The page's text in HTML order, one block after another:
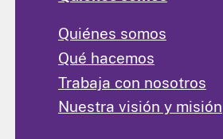
Quiénes somos
Qué hacemos
Trabaja con nosotros
Nuestra visión y misión